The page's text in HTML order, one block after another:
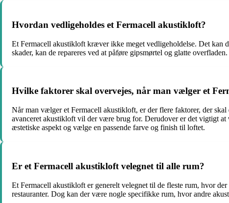
Hvordan vedligeholdes et Fermacell akustikloft?
Et Fermacell akustikloft kræver ikke meget vedligeholdelse. Det kan
skader, kan de repareres ved at påføre gipsmørtel og glatte
Hvilke faktorer skal overvejes, når man vælger et
Når man vælger et Fermacell akustikloft, er der flere faktorer, der
avanceret akustikloft vil der være brug for. Derudover er det vigtigt
æstetiske aspekt og vælge en passende farve og finish til loftet.
Er et Fermacell akustikloft velegnet til alle rum?
Et Fermacell akustikloft er generelt velegnet til de fleste rum, hvor
restauranter. Dog kan der være nogle specifikke rum, hvor andre